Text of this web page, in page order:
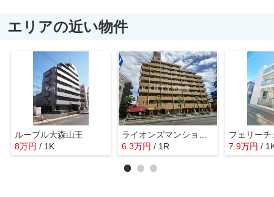
エリアの近い物件
ルーブル大森山王
8万円 / 1K
6.3万円 / 1R
フェリーチ
7.9万円 /